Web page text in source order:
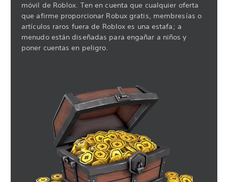
móvil de Roblox. Ten en cuenta que cualquier oferta
que afirme proporcionar Robux gratis, membresías o
artículos raros fuera de Roblox es una estafa; a
menudo están diseñadas para engañar a niños y
poner cuentas en peligro.